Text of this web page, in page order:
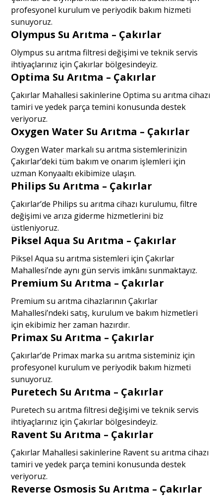
profesyonel kurulum ve periyodik bakım hizmeti
sunuyoruz.
Olympus Su Arıtma – Çakırlar
Olympus su arıtma filtresi değişimi ve teknik servis
ihtiyaçlarınız için Çakırlar bölgesindeyiz.
Optima Su Arıtma – Çakırlar
Çakırlar Mahallesi sakinlerine Optima su arıtma cihazı
tamiri ve yedek parça temini konusunda destek
veriyoruz.
Oxygen Water Su Arıtma – Çakırlar
Oxygen Water markalı su arıtma sistemlerinizin
Çakırlar’deki tüm bakım ve onarım işlemleri için
uzman Konyaaltı ekibimize ulaşın.
Philips Su Arıtma – Çakırlar
Çakırlar’de Philips su arıtma cihazı kurulumu, filtre
değişimi ve arıza giderme hizmetlerini biz
üstleniyoruz.
Piksel Aqua Su Arıtma – Çakırlar
Piksel Aqua su arıtma sistemleri için Çakırlar
Mahallesi’nde aynı gün servis imkânı sunmaktayız.
Premium Su Arıtma – Çakırlar
Premium su arıtma cihazlarının Çakırlar
Mahallesi’ndeki satış, kurulum ve bakım hizmetleri
için ekibimiz her zaman hazırdır.
Primax Su Arıtma – Çakırlar
Çakırlar’de Primax marka su arıtma sisteminiz için
profesyonel kurulum ve periyodik bakım hizmeti
sunuyoruz.
Puretech Su Arıtma – Çakırlar
Puretech su arıtma filtresi değişimi ve teknik servis
ihtiyaçlarınız için Çakırlar bölgesindeyiz.
Ravent Su Arıtma – Çakırlar
Çakırlar Mahallesi sakinlerine Ravent su arıtma cihazı
tamiri ve yedek parça temini konusunda destek
veriyoruz.
Reverse Osmosis Su Arıtma – Çakırlar